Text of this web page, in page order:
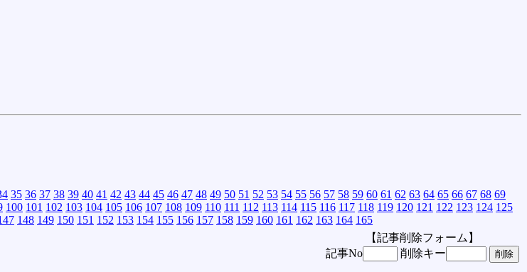
35 36 37 38 39 40 41 42 43 44 45 46 47 48 49 50 51 52 53 54 55 56 57 58 59 60 61 62 63 64 65 66 67 68 69
100 101 102 103 104 105 106 107 108 109 110 111 112 113 114 115 116 117 118 119 120 121 122 123 124 125
148 149 150 151 152 153 154 155 156 157 158 159 160 161 162 163 164 165
【記事削除フォーム】
記事No
削除キー